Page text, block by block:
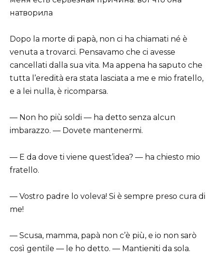
Dopo la morte di papà, non ci ha chiamati né è
venuta a trovarci. Pensavamo che ci avesse
cancellati dalla sua vita. Ma appena ha saputo che
tutta l’eredità era stata lasciata a me e mio fratello,
e a lei nulla, è ricomparsa.
— Non ho più soldi — ha detto senza alcun
imbarazzo. — Dovete mantenermi.
— E da dove ti viene quest’idea? — ha chiesto mio
fratello.
— Vostro padre lo voleva! Si è sempre preso cura di
me!
— Scusa, mamma, papà non c’è più, e io non sarò
così gentile — le ho detto. — Mantieniti da sola.